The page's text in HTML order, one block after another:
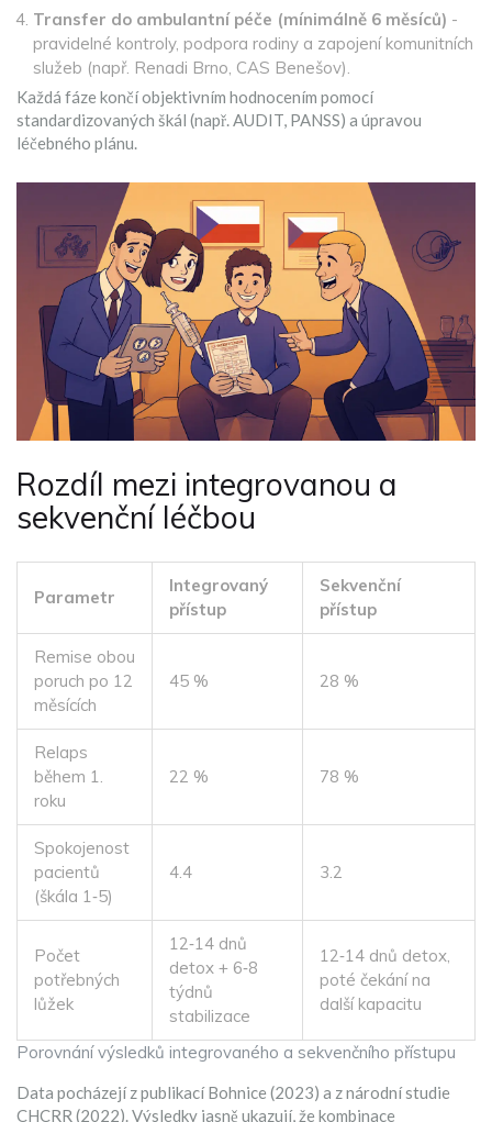
Transfer do ambulantní péče (mínimálně 6 měsíců) -
pravidelné kontroly, podpora rodiny a zapojení komunitních
služeb (např. Renadi Brno, CAS Benešov).
Každá fáze končí objektivním hodnocením pomocí
standardizovaných škál (např. AUDIT, PANSS) a úpravou
léčebného plánu.
Rozdíl mezi integrovanou a
sekvenční léčbou
Porovnání výsledků integrovaného a sekvenčního přístupu
Parametr
Integrovaný
přístup
Sekvenční
přístup
Remise obou
poruch po 12
měsících
45 % 28 %
Relaps
během 1.
roku
22 % 78 %
Spokojenost
pacientů
(škála 1‑5)
4.4 3.2
Počet
potřebných
lůžek
12‑14 dnů
detox + 6‑8
týdnů
stabilizace
12‑14 dnů detox,
poté čekání na
další kapacitu
Data pocházejí z publikací Bohnice (2023) a z národní studie
CHCRR (2022). Výsledky jasně ukazují, že kombinace